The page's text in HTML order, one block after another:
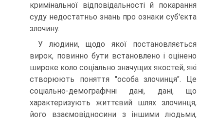
кримінальної відповідальності й покарання
суду недостатньо знань про ознаки суб'єкта
злочину.
У людини, щодо якої постановляється
вирок, повинно бути встановлено і оцінено
широке коло соціально значущих якостей, які
створюють поняття "особа злочинця". Це
соціально-демографічні дані, дані, що
характеризують життєвий шлях злочинця,
його взаємовідносини з іншими людьми,